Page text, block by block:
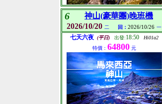
6
神山(豪華團)晚班機
2026/10/20 二 回： 2026/10/26 一
七天六夜 (平日) 出發:18:50
Hi01a2
特價： 64800 元